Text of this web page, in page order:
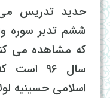
حدید تدریس
ششم تدبر سوره
که مشاهده می
سال ۹۶
اسلامی حسینیه